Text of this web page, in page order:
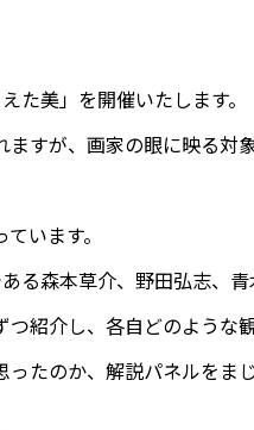
た美」を開催いたします。
すが、画家の眼に映る対
います。
る森本草介、野田弘志、
紹介し、各自どのような
たのか、解説パネルをま